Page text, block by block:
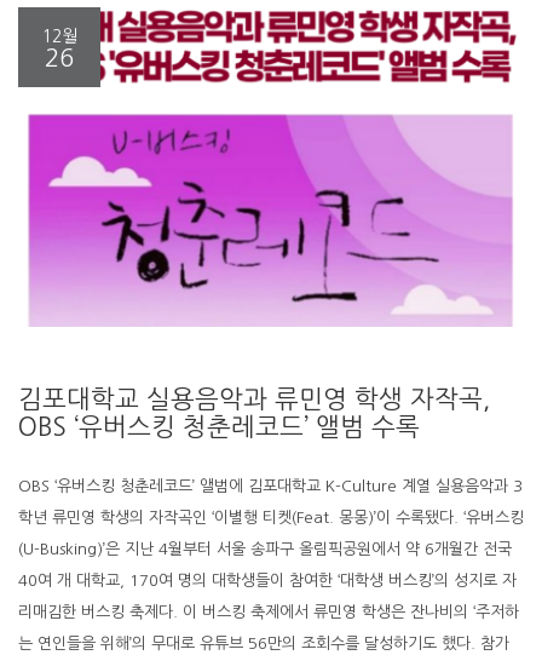
12월
26
김포대학교 실용음악과 류민영 학생 자작곡,
OBS ‘유버스킹 청춘레코드’ 앨범 수록
OBS ‘유버스킹 청춘레코드’ 앨범에 김포대학교 K-Culture 계열 실용음악과 3
학년 류민영 학생의 자작곡인 ‘이별행 티켓(Feat. 몽몽)’이 수록됐다. ‘유버스킹
(U-Busking)’은 지난 4월부터 서울 송파구 올림픽공원에서 약 6개월간 전국
40여 개 대학교, 170여 명의 대학생들이 참여한 ‘대학생 버스킹’의 성지로 자
리매김한 버스킹 축제다. 이 버스킹 축제에서 류민영 학생은 잔나비의 ‘주저하
는 연인들을 위해’의 무대로 유튜브 56만의 조회수를 달성하기도 했다. 참가